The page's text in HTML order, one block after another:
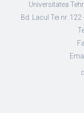
Universitatea
Bd. Lacul Tei nr.